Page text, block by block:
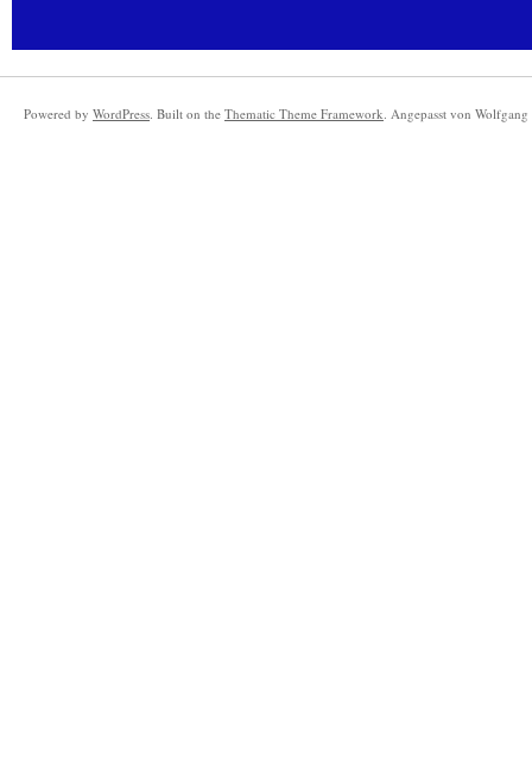
Powered by WordPress. Built on the Thematic Theme Framework. Angepasst von